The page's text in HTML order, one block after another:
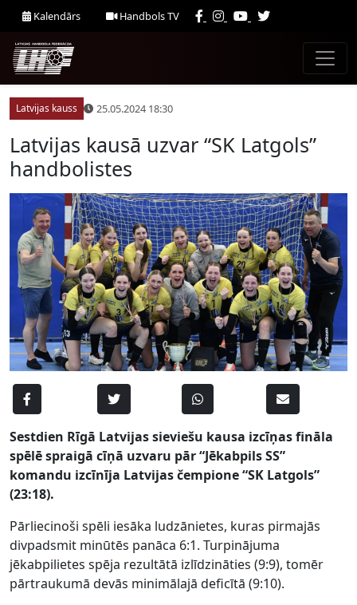
Kalendārs Handbols TV
Latvijas kauss 25.05.2024 18:30
Latvijas kausā uzvar “SK Latgols”
handbolistes
Sestdien Rīgā Latvijas sieviešu kausa izcīņas fināla
spēlē spraigā cīņā uzvaru pār “Jēkabpils SS”
komandu izcīnīja Latvijas čempione “SK Latgols”
(23:18).
Pārliecinoši spēli iesāka ludzānietes, kuras pirmajās
divpadsmit minūtēs panāca 6:1. Turpinājuma
jēkabpilietes spēja rezultātā izlīdzināties (9:9), tomēr
pārtraukumā devās minimālajā deficītā (9:10).